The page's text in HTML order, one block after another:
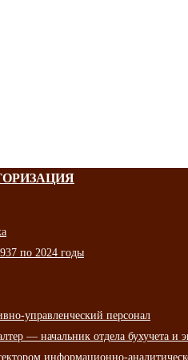
по 2024 годы
управленческий персонал
— начальник отдела бухучета и
информационно-